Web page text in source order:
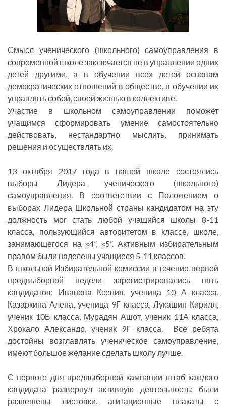
Смысл ученического (школьного) самоуправления в
современной школе заключается не в управлении одних
детей другими, а в обучении всех детей основам
демократических отношений в обществе, в обучении их
управлять собой, своей жизнью в коллективе.
Участие в школьном самоуправлении поможет
учащимся сформировать умение самостоятельно
действовать, нестандартно мыслить, принимать
решения и осуществлять их.
13 октября 2017 года в нашей школе состоялись
выборы Лидера ученического (школьного)
самоуправления. В соответствии с Положением о
выборах Лидера Школьной страны кандидатом на эту
должность мог стать любой учащийся школы 8-11
класса, пользующийся авторитетом в классе, школе,
занимающегося на «4”, «5”. Активным избирательным
правом были наделены учащиеся 5-11 классов.
В школьной Избирательной комиссии в течение первой
предвыборной недели зарегистрировались пять
кандидатов: Иванова Ксения, ученица 10 А класса,
Казаркина Алена, ученица 9Г класса, Лукашин Кирилл,
ученик 10Б класса, Мурадян Ашот, ученик 11А класса,
Хрокало Александр, ученик 9Г класса. Все ребята
достойны возглавлять ученическое самоуправление,
имеют большое желание сделать школу лучше.
С первого дня предвыборной кампании штаб каждого
кандидата развернул активную деятельность: были
развешены листовки, агитационные плакаты с